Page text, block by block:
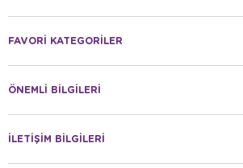
FAVORİ KATEGORİLER
ÖNEMLİ BİLGİLERİ
İLETİŞİM BİLGİLERİ